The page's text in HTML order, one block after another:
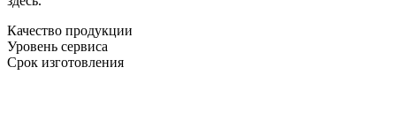
Качество продукции
Уровень сервиса
Срок изготовления